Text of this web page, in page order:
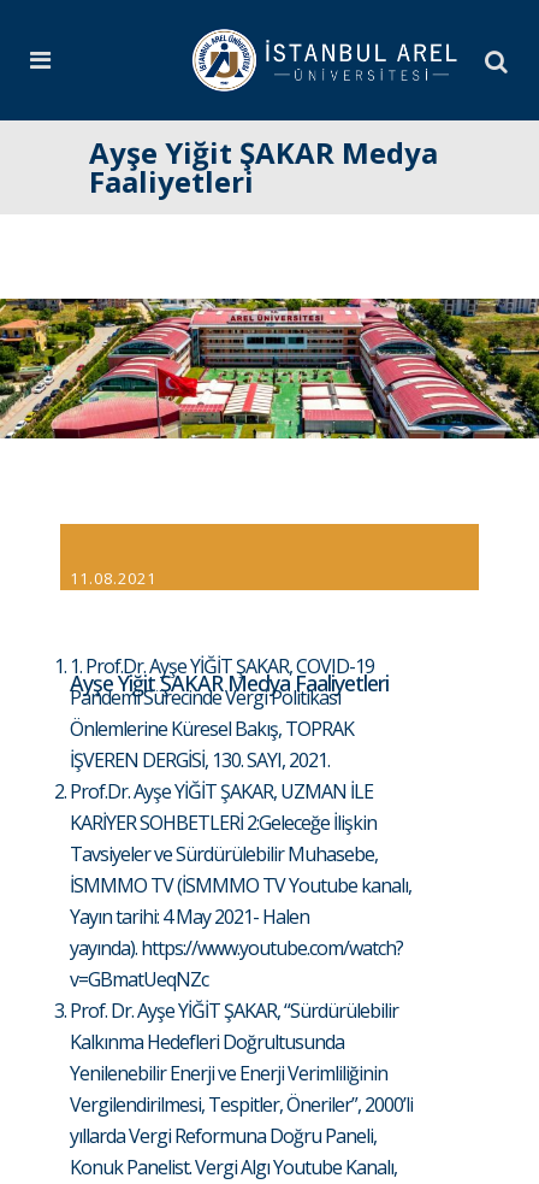
Ayşe Yiğit ŞAKAR Medya
Faaliyetleri
11.08.2021
Ayşe Yiğit ŞAKAR Medya Faaliyetleri
1. Prof.Dr. Ayşe YİĞİT ŞAKAR, COVID-19
Pandemi Sürecinde Vergi Politikası
Önlemlerine Küresel Bakış, TOPRAK
İŞVEREN DERGİSİ, 130. SAYI, 2021.
Prof.Dr. Ayşe YİĞİT ŞAKAR, UZMAN İLE
KARİYER SOHBETLERİ 2:Geleceğe İlişkin
Tavsiyeler ve Sürdürülebilir Muhasebe,
İSMMMO TV (İSMMMO TV Youtube kanalı,
Yayın tarihi: 4 May 2021- Halen
yayında).https://www.youtube.com/watch?
v=GBmatUeqNZc
Prof. Dr. Ayşe YİĞİT ŞAKAR, “Sürdürülebilir
Kalkınma Hedefleri Doğrultusunda
Yenilenebilir Enerji ve Enerji Verimliliğinin
Vergilendirilmesi, Tespitler, Öneriler”, 2000’li
yıllarda Vergi Reformuna Doğru Paneli,
Konuk Panelist. Vergi Algı Youtube Kanalı,